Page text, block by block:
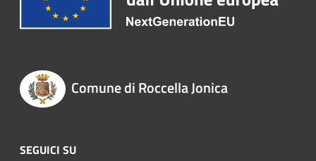
Comune di Roccella Jonica
SEGUICI SU